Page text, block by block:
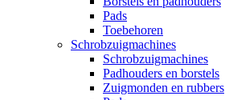
Pads
Toebehoren
Schrobzuigmachines
Schrobzuigmachines
Padhouders en borstels
Zuigmonden en rubbers